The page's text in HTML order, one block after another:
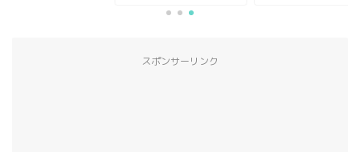
スポンサーリンク